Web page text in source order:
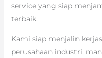
service yang siap
terbaik.
Kami siap menjalin
perusahaan industri,